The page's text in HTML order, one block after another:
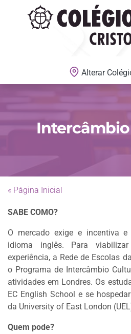
Alterar
« Página Inicial
Previous
SABE COMO?
O mercado exige e incentiva
idioma inglês. Para
experiência, a Rede de Escolas
o Programa de Intercâmbio
atividades em Londres. Os
EC English School e se
da University of East London
Quem pode?